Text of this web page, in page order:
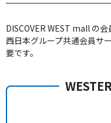
DISCOVER WEST mall の
西日本グループ共通会員サ
要です。